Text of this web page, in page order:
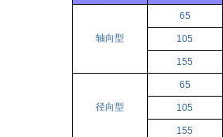
轴向型
65
105
155
径向型
65
105
155